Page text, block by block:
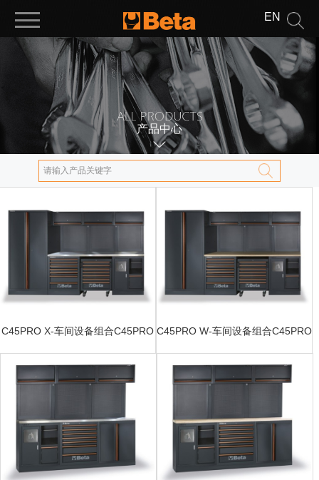
EN
产品中心
C45PRO X-车间设备组合C45PRO C45PRO W-车间设备组合C45PRO